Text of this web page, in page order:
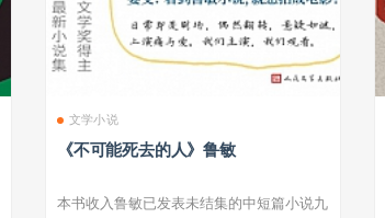
文学小说
《不可能死去的人》鲁敏
本书收入鲁敏已发表未结集的中短篇小说九